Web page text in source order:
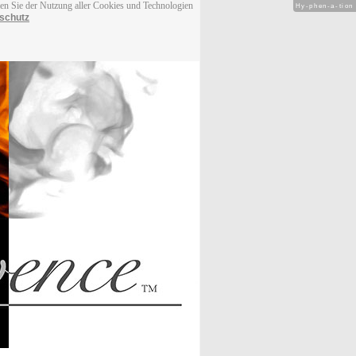
Sie der Nutzung aller Cookies und Technologien
Hy-phen-a-tion